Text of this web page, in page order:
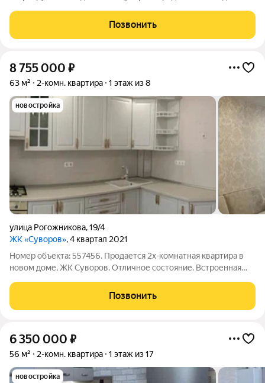
идет кладовка 10,1 м2 на цокольном этаже.
Позвонить
8 755 000 ₽
63 м² 2-комн. квартира 1 этаж из 8
новостройка
улица Рогожникова,19/4
ЖК «Суворов», 4 квартал 2021
Номер объекта: 557456. Продается 2х-комнатная квартира в
новом доме, ЖК Суворов. Отличное состояние. Встроенная
видеонаблюдение. Дом находится в районе с развитой
инфраструктурой и хорошей
Позвонить
6 350 000 ₽
56 м² 2-комн. квартира 1 этаж из 17
новостройка